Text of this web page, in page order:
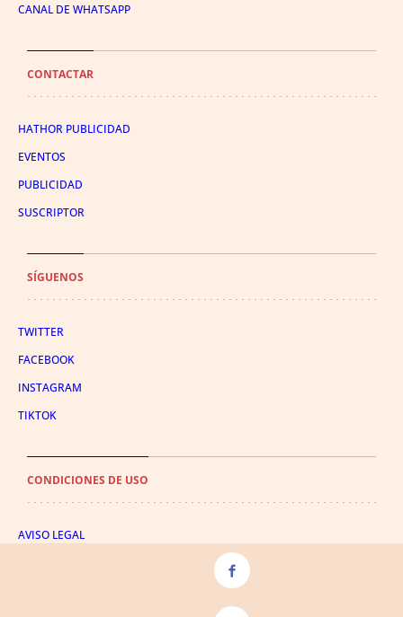
CANAL DE WHATSAPP
CONTACTAR
HATHOR PUBLICIDAD
EVENTOS
PUBLICIDAD
SUSCRIPTOR
SÍGUENOS
TWITTER
FACEBOOK
INSTAGRAM
TIKTOK
CONDICIONES DE USO
AVISO LEGAL